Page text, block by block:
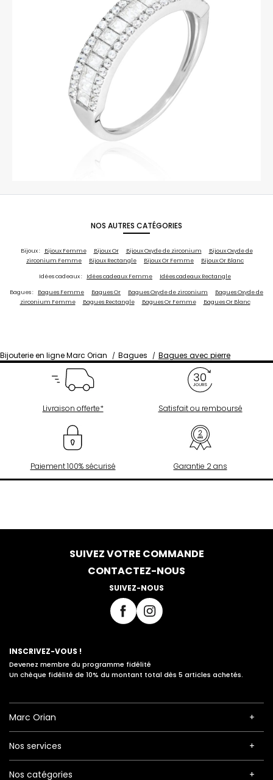
NOS AUTRES CATÉGORIES
Bijoux : Bijoux Femme Bijoux Or Bijoux Oxyde de zirconium
Bijoux Oxyde de
zirconium Femme
Bijoux Rectangle Bijoux Or Femme Bijoux Or Blanc
Idées cadeaux : Idées cadeaux Femme Idées cadeaux Rectangle
Bagues : Bagues Femme Bagues Or Bagues Oxyde de zirconium
Bagues Oxyde de
zirconium Femme
Bagues Rectangle Bagues Or Femme Bagues Or Blanc
Bijouterie en ligne Marc Orian Bagues Bagues avec pierre
Livraison offerte* Satisfait ou remboursé
Paiement 100% sécurisé Garantie 2 ans
SUIVEZ VOTRE COMMANDE
CONTACTEZ-NOUS
SUIVEZ-NOUS
INSCRIVEZ-VOUS !
Devenez membre du programme fidélité
Un chèque fidélité de 10% du montant total dès 5 articles achetés.
Marc Orian
Nos services
Nos catégories